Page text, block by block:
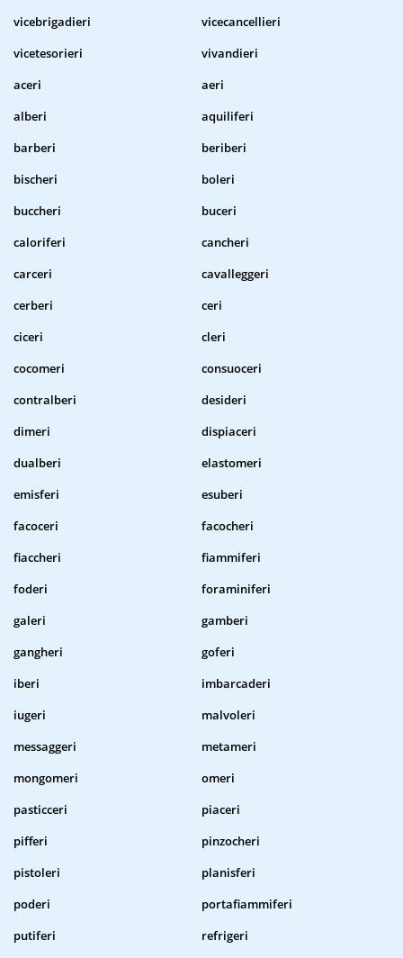
vicebrigadieri
vicecancellieri
vicetesorieri
vivandieri
aceri
aeri
alberi
aquiliferi
barberi
beriberi
bischeri
boleri
buccheri
buceri
caloriferi
cancheri
carceri
cavalleggeri
cerberi
ceri
ciceri
cleri
cocomeri
consuoceri
contralberi
desideri
dimeri
dispiaceri
dualberi
elastomeri
emisferi
esuberi
facoceri
facocheri
fiaccheri
fiammiferi
foderi
foraminiferi
galeri
gamberi
gangheri
goferi
iberi
imbarcaderi
iugeri
malvoleri
messaggeri
metameri
mongomeri
omeri
pasticceri
piaceri
pifferi
pinzocheri
pistoleri
planisferi
poderi
portafiammiferi
putiferi
refrigeri